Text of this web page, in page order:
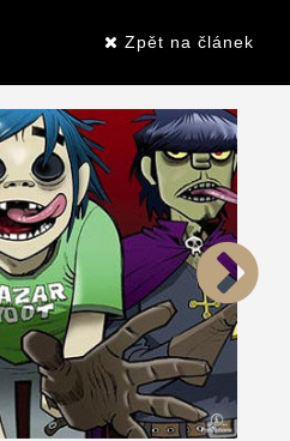
Zpět na článek